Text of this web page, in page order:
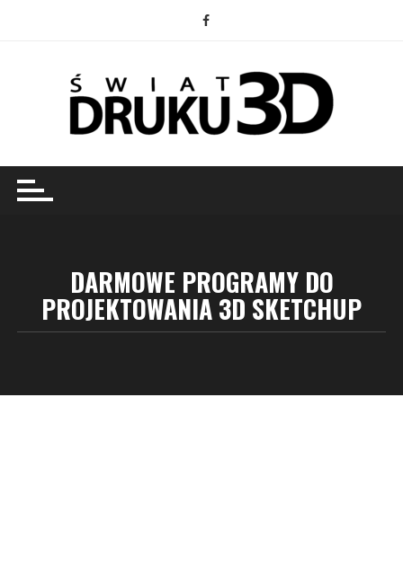
DARMOWE PROGRAMY DO
PROJEKTOWANIA 3D SKETCHUP